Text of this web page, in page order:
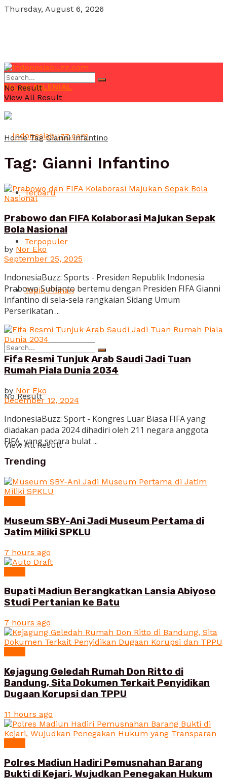
Thursday, August 6, 2026
POJOK MILENIAL
Terbaru
Terpopuler
Topik Pilihan
No Result
View All Result
No Result
View All Result
Home Tag Gianni Infantino
Tag: Gianni Infantino
Prabowo dan FIFA Kolaborasi Majukan Sepak
Bola Nasional
by Nor Eko
September 25, 2025
IndonesiaBuzz: Sports - Presiden Republik Indonesia
Prabowo Subianto bertemu dengan Presiden FIFA Gianni
Infantino di sela-sela rangkaian Sidang Umum
Perserikatan ...
Fifa Resmi Tunjuk Arab Saudi Jadi Tuan
Rumah Piala Dunia 2034
by Nor Eko
December 12, 2024
IndonesiaBuzz: Sport - Kongres Luar Biasa FIFA yang
diadakan pada 2024 dihadiri oleh 211 negara anggota
FIFA, yang secara bulat ...
Trending
Museum SBY-Ani Jadi Museum Pertama di
Jatim Miliki SPKLU
7 hours ago
Bupati Madiun Berangkatkan Lansia Abiyoso
Studi Pertanian ke Batu
7 hours ago
Kejagung Geledah Rumah Don Ritto di
Bandung, Sita Dokumen Terkait Penyidikan
Dugaan Korupsi dan TPPU
11 hours ago
Polres Madiun Hadiri Pemusnahan Barang
Bukti di Kejari, Wujudkan Penegakan Hukum